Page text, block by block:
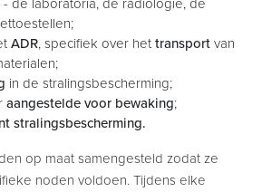
de laboratoria, de radiologie, de
ADR, specifiek over het transport van
in de stralingsbescherming;
aangestelde voor bewaking;
stralingsbescherming.
op maat samengesteld zodat ze
noden voldoen. Tijdens elke